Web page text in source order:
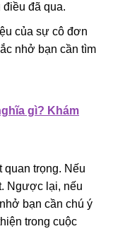
đã qua.
của sự cô đơn
nhở bạn cần tìm
gì? Khám
quan trọng. Nếu
Ngược lại, nếu
bạn cần chú ý
trong cuộc